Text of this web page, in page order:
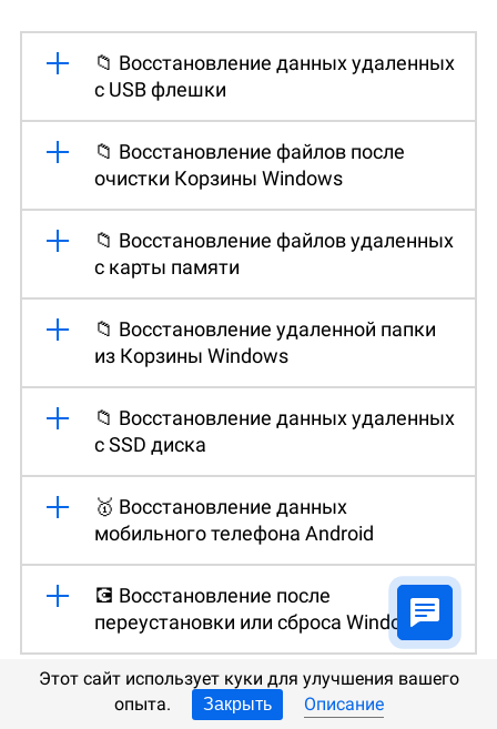
📁 Восстановление данных удаленных
с USB флешки
📁 Восстановление файлов после
очистки Корзины Windows
📁 Восстановление файлов удаленных
с карты памяти
📁 Восстановление удаленной папки
из Корзины Windows
📁 Восстановление данных удаленных
с SSD диска
🥇 Восстановление данных
мобильного телефона Android
💽 Восстановление после
переустановки или сброса Windows
Этот сайт использует куки для улучшения вашего
опыта.
Закрыть Описание